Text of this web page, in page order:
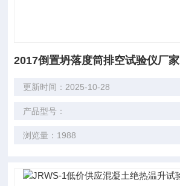
2017倒置坍落度筒排空试验仪厂家
更新时间：2025-10-28
产品型号：
浏览量：1988